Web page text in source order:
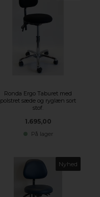
Ronda Ergo Taburet med
polstret sæde og ryglæn sort
stof.
1.695,00
På lager
Nyhed